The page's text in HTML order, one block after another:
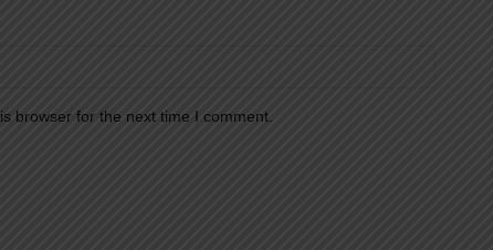
browser for the next time I comment.